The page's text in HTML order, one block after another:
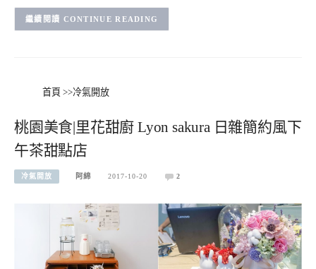
CONTINUE READING
首頁 >>冷氣開放
桃園美食|里花甜廚 Lyon sakura 日雜簡約風下
午茶甜點店
冷氣開放 阿綿 2017-10-20 2